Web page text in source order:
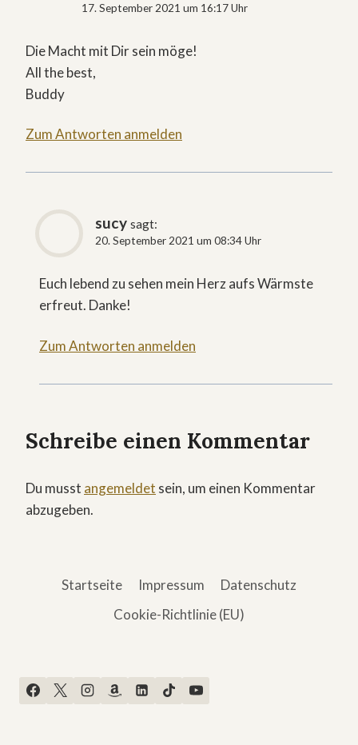
17. September 2021 um 16:17 Uhr
Die Macht mit Dir sein möge!
All the best,
Buddy
Zum Antworten anmelden
sucy sagt:
20. September 2021 um 08:34 Uhr
Euch lebend zu sehen mein Herz aufs Wärmste
erfreut. Danke!
Zum Antworten anmelden
Schreibe einen Kommentar
Du musst angemeldet sein, um einen Kommentar
abzugeben.
Startseite Impressum
Datenschutz
Cookie-Richtlinie (EU)